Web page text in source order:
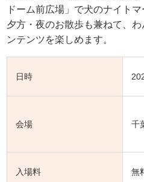
ドーム前広場」で犬のナイトマ
夕方・夜のお散歩も兼ねて、
ンテンツを楽しめます。
日時
会場 千
入場料 無